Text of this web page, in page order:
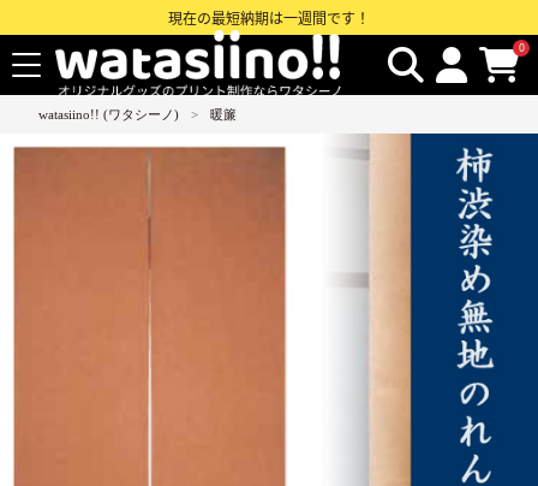
現在の最短納期は一週間です！
0
watasiino!! (ワタシーノ) 暖簾